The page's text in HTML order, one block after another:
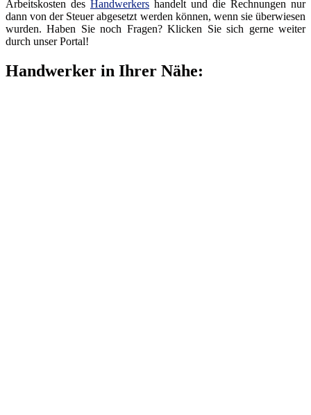
Arbeitskosten des Handwerkers handelt und die Rechnungen nur
dann von der Steuer abgesetzt werden können, wenn sie überwiesen
wurden. Haben Sie noch Fragen? Klicken Sie sich gerne weiter
durch unser Portal!
Handwerker in Ihrer Nähe: